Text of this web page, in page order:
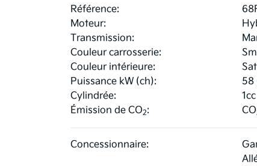
Référence:
Moteur:
Transmission:
Couleur carrosserie:
Couleur intérieure:
Puissance kW (ch):
58
Cylindrée:
1cc
Émission de CO2: CO
Concessionnaire: